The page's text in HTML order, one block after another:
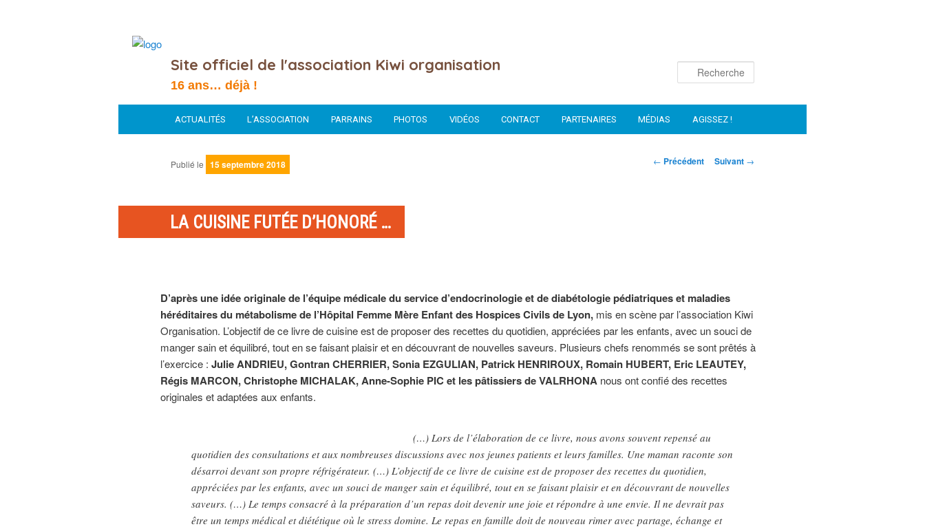
Site officiel de l'association Kiwi organisation
16 ans… déjà !
Aller
principal
ACTUALITÉS L’ASSOCIATION PARRAINS PHOTOS VIDÉOS CONTACT PARTENAIRES MÉDIAS AGISSEZ !
NAVIGATION
← Précédent Suivant →
LA CUISINE FUTÉE D’HONORÉ …
Publié le 15 septembre 2018
D’après une idée originale de l’équipe médicale du service d’endocrinologie et de diabétologie pédiatriques et maladies
héréditaires du métabolisme de l’Hôpital Femme Mère Enfant des Hospices Civils de Lyon, mis en scène par l’association Kiwi
Organisation. L’objectif de ce livre de cuisine est de proposer des recettes du quotidien, appréciées par les enfants, avec un souci de
manger sain et équilibré, tout en se faisant plaisir et en découvrant de nouvelles saveurs. Plusieurs chefs renommés se sont prêtés à
l’exercice : Julie ANDRIEU, Gontran CHERRIER, Sonia EZGULIAN, Patrick HENRIROUX, Romain HUBERT, Eric LEAUTEY,
Régis MARCON, Christophe MICHALAK,Anne-Sophie PIC et les pâtissiers de VALRHONA nous ont confié des recettes
originales et adaptées aux enfants.
(…) Lors de l’élaboration de ce livre, nous avons souvent repensé au
quotidien des consultations et aux nombreuses discussions avec nos jeunes patients et leurs familles. Une maman raconte son
désarroi devant son propre réfrigérateur. (…) L’objectif de ce livre de cuisine est de proposer des recettes du quotidien,
appréciées par les enfants, avec un souci de manger sain et équilibré, tout en se faisant plaisir et en découvrant de nouvelles
saveurs. (…) Le temps consacré à la préparation d’un repas doit devenir une joie et répondre à une envie. Il ne devrait pas
être un temps médical et diététique où le stress domine. Le repas en famille doit de nouveau rimer avec partage, échange et